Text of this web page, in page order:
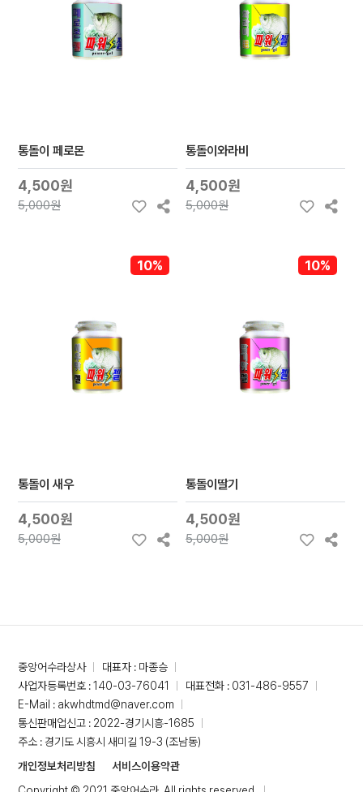
통돌이 페로몬
4,500원
5,000원
통돌이와라비
4,500원
5,000원
10%
통돌이 새우
4,500원
5,000원
10%
통돌이딸기
4,500원
5,000원
중앙어수라상사
대표자 : 마종승
사업자등록번호 : 140-03-76041
대표전화 : 031-486-9557
E-Mail : akwhdtmd@naver.com
통신판매업신고 : 2022-경기시흥-1685
주소 : 경기도 시흥시 새미길 19-3 (조남동)
개인정보처리방침
서비스이용약관